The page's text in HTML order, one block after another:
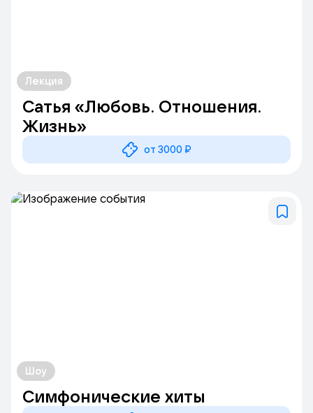
Лекция
Сатья «Любовь. Отношения.
Жизнь»
от 3000 ₽
Шоу
Симфонические хиты